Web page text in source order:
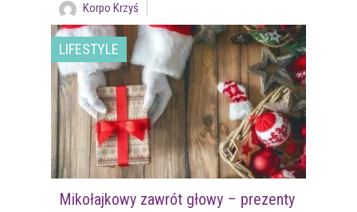
Korpo Krzyś
LIFESTYLE
Mikołajkowy zawrót głowy – prezenty